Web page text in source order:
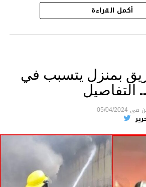
مركز الأمن الوطني بحي
من محاصرة المشتبه به
على التحقيق في خصوص
أكمل القراءة
بمنزل يتسبب في
فى 05/04/2024